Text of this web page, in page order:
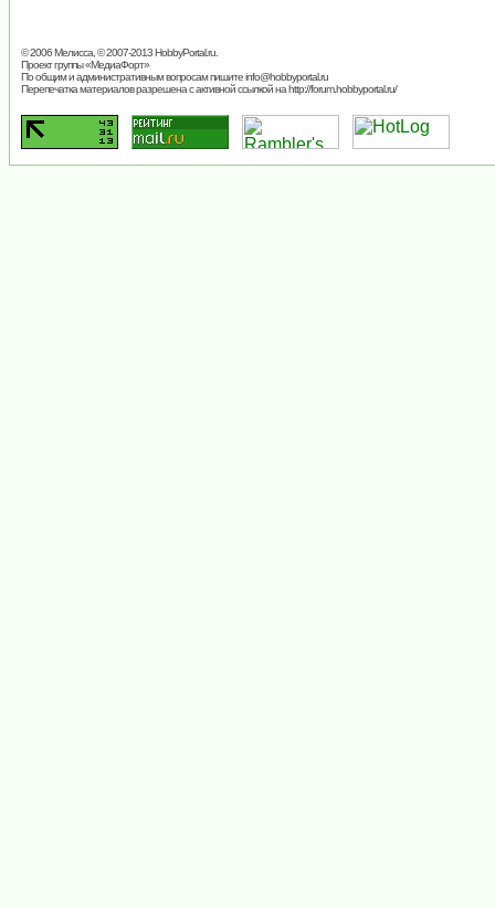
© 2006 Мелисса, © 2007-2013HobbyPortal.ru
Проект группы «МедиаФорт»
По общим и административным вопросам пишитеinfo@hobbyportal.ru
Перепечатка материалов разрешена с активной ссылкой на http://forum.hobbyportal.ru/